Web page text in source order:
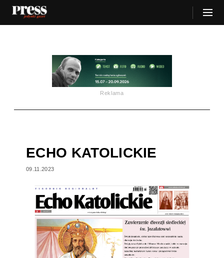
Reklama
ECHO KATOLICKIE
09.11.2023